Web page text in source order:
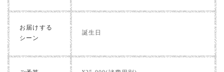
お届けする
シーン
誕生日